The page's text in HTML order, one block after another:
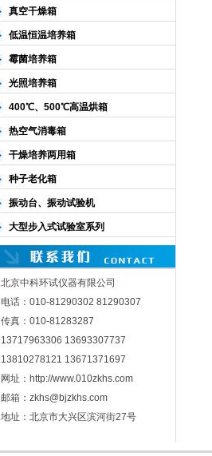
真空干燥箱
低温恒温培养箱
霉菌培养箱
光照培养箱
400℃、500℃高温烘箱
热空气消毒箱
干燥培养两用箱
种子老化箱
振动台、振动试验机
大型步入式试验室系列
北京中科环试仪器有限公司
电话：010-81290302 81290307
传真：010-81283287
13717963306 13693307737
13810278121 13671371697
网址：http://www.010zkhs.com
邮箱：zkhs@bjzkhs.com
地址：北京市大兴区滨河街27号